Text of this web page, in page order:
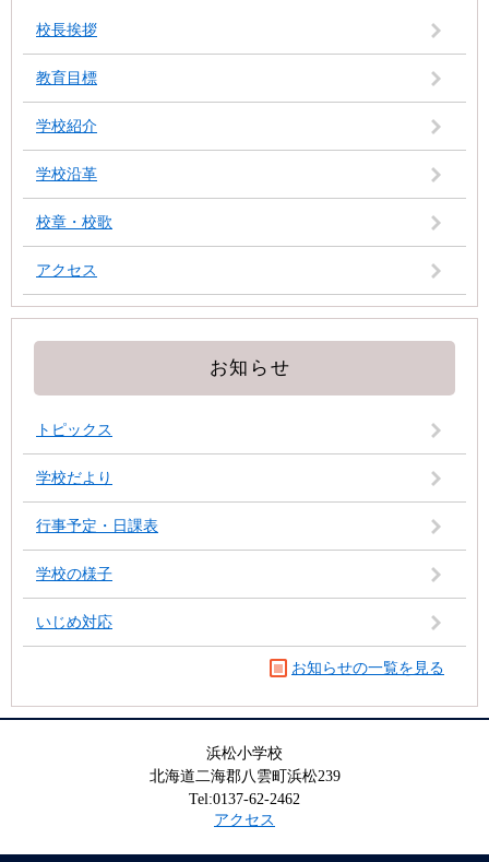
校長挨拶
教育目標
学校紹介
学校沿革
校章・校歌
アクセス
お知らせ
トピックス
学校だより
行事予定・日課表
学校の様子
いじめ対応
お知らせの一覧を見る
浜松小学校
北海道二海郡八雲町浜松239
Tel:0137-62-2462
アクセス